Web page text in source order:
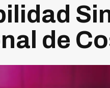
de